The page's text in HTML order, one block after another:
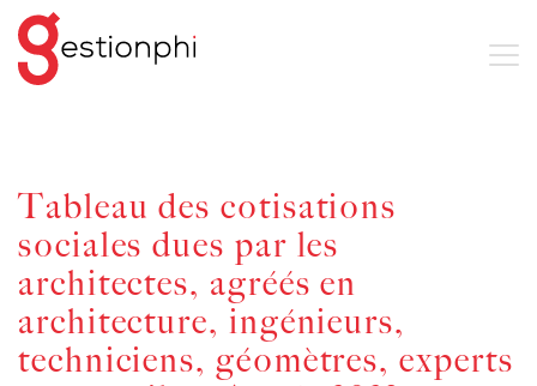
Tableau des cotisations
sociales dues par les
architectes, agréés en
architecture, ingénieurs,
techniciens, géomètres, experts